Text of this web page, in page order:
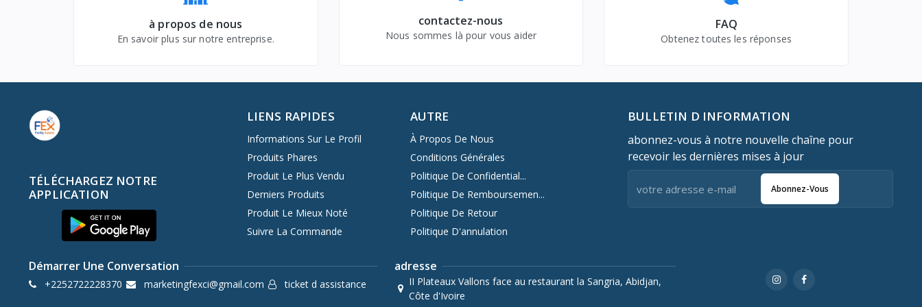
à propos de nous
En savoir plus sur notre entreprise.
contactez-nous
Nous sommes là pour vous aider
FAQ
Obtenez toutes les réponses
TÉLÉCHARGEZ NOTRE
APPLICATION
LIENS RAPIDES
Informations Sur Le Profil
Produits Phares
Produit Le Plus Vendu
Derniers Produits
Produit Le Mieux Noté
Suivre La Commande
AUTRE
À Propos De Nous
Conditions Générales
Politique De Confidential...
Politique De Remboursemen...
Politique De Retour
Politique D'annulation
BULLETIN D INFORMATION
abonnez-vous à notre nouvelle chaîne pour
recevoir les dernières mises à jour
Abonnez-Vous
Démarrer Une Conversation
+2252722228370 marketingfexci@gmail.com ticket d assistance
adresse
II Plateaux Vallons face au restaurant la Sangria, Abidjan,
Côte d'Ivoire